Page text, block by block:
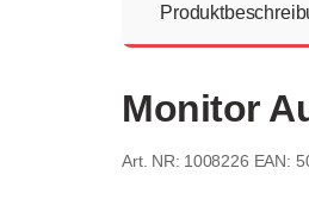
Monitor
1008226 EAN: